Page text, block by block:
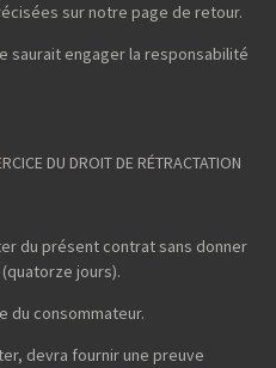
sur notre page de retour.
saurait engager la responsabilité
DU DROIT DE RÉTRACTATION
du présent contrat sans donner
jours).
du consommateur.
devra fournir une preuve